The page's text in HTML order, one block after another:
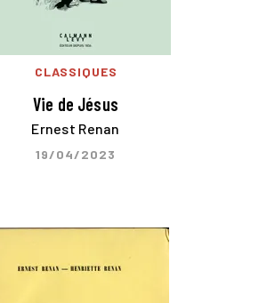
CLASSIQUES
Vie de Jésus
Ernest Renan
19/04/2023